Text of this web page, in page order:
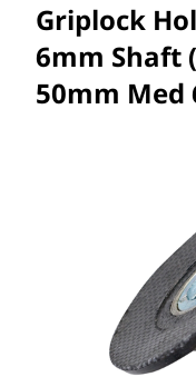
Griplock
6mm Shaft
50mm Med